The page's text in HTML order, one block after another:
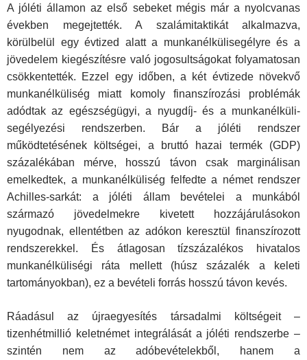
A jóléti államon az első sebeket mégis már a nyolcvanas
években megejtették. A szalámitaktikát alkalmazva,
körülbelül egy évtized alatt a munkanélkülisegélyre és a
jövedelem kiegészítésre való jogosultságokat folyamatosan
csökkentették. Ezzel egy időben, a két évtizede növekvő
munkanélküliség miatt komoly finanszírozási problémák
adódtak az egészségügyi, a nyugdíj- és a munkanélküli-
segélyezési rendszerben. Bár a jóléti rendszer
működtetésének költségei, a bruttó hazai termék (GDP)
százalékában mérve, hosszú távon csak marginálisan
emelkedtek, a munkanélküliség felfedte a német rendszer
Achilles-sarkát: a jóléti állam bevételei a munkából
származó jövedelmekre kivetett hozzájárulásokon
nyugodnak, ellentétben az adókon keresztül finanszírozott
rendszerekkel. És átlagosan tízszázalékos hivatalos
munkanélküliségi ráta mellett (húsz százalék a keleti
tartományokban), ez a bevételi forrás hosszú távon kevés.
Ráadásul az újraegyesítés társadalmi költségeit –
tizenhétmillió keletnémet integrálását a jóléti rendszerbe –
szintén nem az adóbevételekből, hanem a